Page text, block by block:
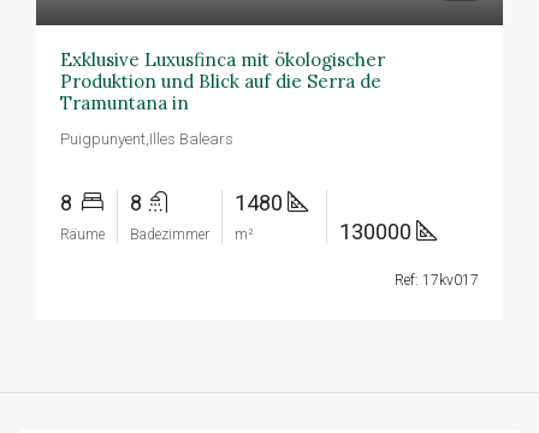
Exklusive Luxusfinca mit ökologischer
Produktion und Blick auf die Serra de
Tramuntana in
Puigpunyent,Illes Balears
8
Räume
8
Badezimmer
1480
m² 130000
Ref: 17kv017